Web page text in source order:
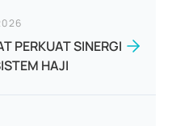
PERKUAT SINERGI
HAJI